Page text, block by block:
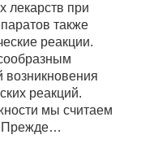
лекарств при
также
реакции.
возникновения
реакций.
мы считаем
Прежде…